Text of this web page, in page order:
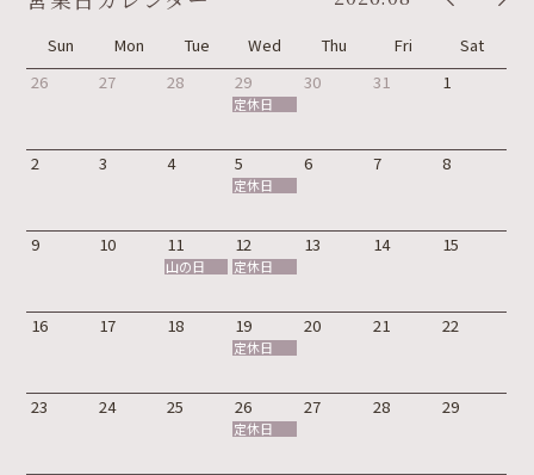
Sun Mon Tue Wed Thu Fri
Sat
26
27 28 29
定休日
30 31 1
2 3 4 5
定休日
6 7 8
9 10 11
山の日
12
定休日
13 14 15
16 17 18 19
定休日
20 21 22
23 24 25 26
定休日
27 28 29